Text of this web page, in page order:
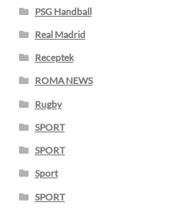
PSG Handball
Real Madrid
Receptek
ROMA NEWS
Rugby
SPORT
SPORT
Sport
SPORT